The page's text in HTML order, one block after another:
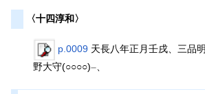
〈十四淳和〉
p.0009 天長八年正月壬戌、三品
野大守(○○○○)一